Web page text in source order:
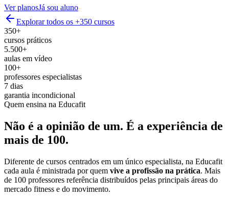
Ver planosJá sou aluno
Explorar todos os +350 cursos
350+
cursos práticos
5.500+
aulas em vídeo
100+
professores especialistas
7 dias
garantia incondicional
Quem ensina na Educafit
Não é a opinião de um. É a experiência de
mais de 100.
Diferente de cursos centrados em um único especialista, na Educafit
cada aula é ministrada por quem vive a profissão na prática. Mais
de 100 professores referência distribuídos pelas principais áreas do
mercado fitness e do movimento.